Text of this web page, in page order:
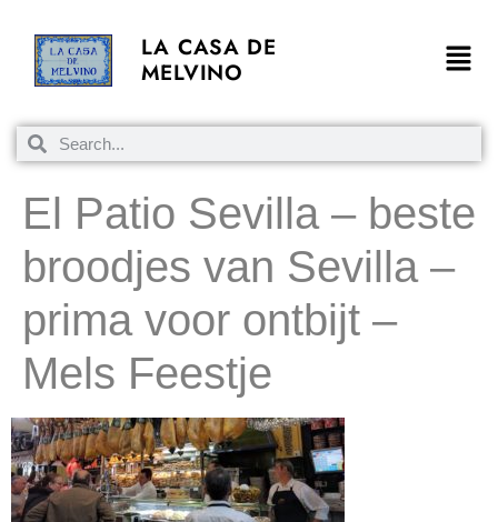
LA CASA DE
MELVINO
El Patio Sevilla – beste
broodjes van Sevilla –
prima voor ontbijt –
Mels Feestje